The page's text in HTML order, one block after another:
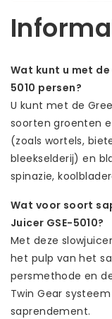
Wat kunt u met de
5010 persen?
U kunt met de
soorten groenten
(zoals wortels,
bleekselderij) en
spinazie,
Wat voor soort
Juicer GSE-5010?
Met deze
het pulp van het
persmethode en
Twin Gear
saprendement.